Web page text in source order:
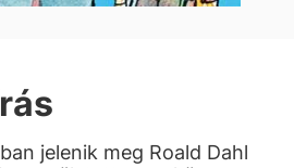
jelenik meg Roald Dahl